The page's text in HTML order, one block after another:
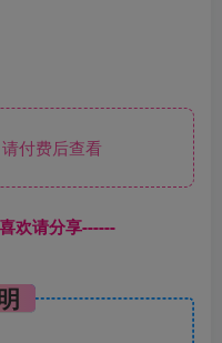
付费后查看
欢请分享------